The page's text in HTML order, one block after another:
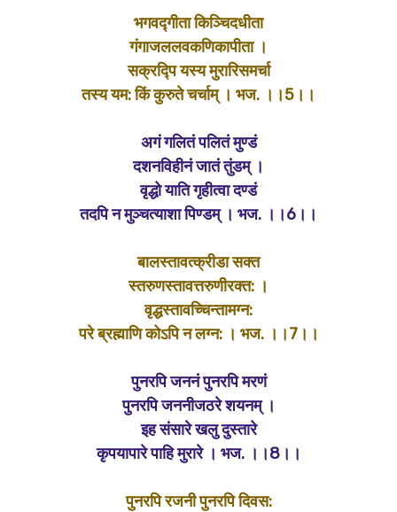
भगवद्गीता किञ्चिदधीता
गंगाजललवकणिकापीता ।
सक्रद्पि यस्य मुरारिसमर्चा
तस्य यम: किं कुरुते चर्चाम् । भज. ।।5।।
अगं गलितं पलितं मुण्डं
दशनविहीनं जातं तुंडम् ।
वृद्धो याति गृहीत्वा दण्डं
तदपि न मुञ्चत्याशा पिण्डम् । भज. ।।6।।
बालस्तावत्क्रीडा सक्त
स्तरुणस्तावत्तरुणीरक्त: ।
वृद्धस्तावच्चिन्तामग्न:
परे ब्रह्माणि कोऽपि न लग्न: । भज. ।।7।।
पुनरपि जननं पुनरपि मरणं
पुनरपि जननीजठरे शयनम् ।
इह संसारे खलु दुस्तारे
कृपयापारे पाहि मुरारे । भज. ।।8।।
पुनरपि रजनी पुनरपि दिवस: